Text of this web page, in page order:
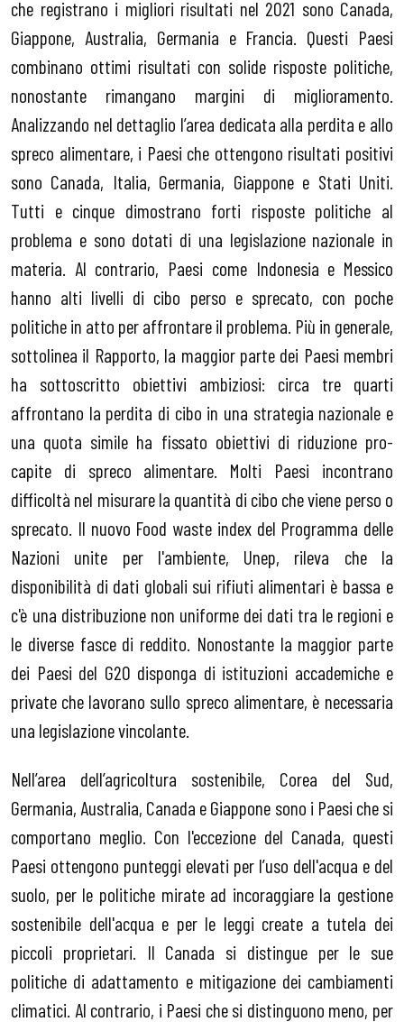
che registrano i migliori risultati nel 2021 sono Canada,
Giappone, Australia, Germania e Francia. Questi Paesi
combinano ottimi risultati con solide risposte politiche,
nonostante rimangano margini di miglioramento.
Analizzando nel dettaglio l’area dedicata alla perdita e allo
spreco alimentare, i Paesi che ottengono risultati positivi
sono Canada, Italia, Germania, Giappone e Stati Uniti.
Tutti e cinque dimostrano forti risposte politiche al
problema e sono dotati di una legislazione nazionale in
materia. Al contrario, Paesi come Indonesia e Messico
hanno alti livelli di cibo perso e sprecato, con poche
politiche in atto per affrontare il problema. Più in generale,
sottolinea il Rapporto, la maggior parte dei Paesi membri
ha sottoscritto obiettivi ambiziosi: circa tre quarti
affrontano la perdita di cibo in una strategia nazionale e
una quota simile ha fissato obiettivi di riduzione pro-
capite di spreco alimentare. Molti Paesi incontrano
difficoltà nel misurare la quantità di cibo che viene perso o
sprecato. Il nuovo Food waste index del Programma delle
Nazioni unite per l'ambiente, Unep, rileva che la
disponibilità di dati globali sui rifiuti alimentari è bassa e
c'è una distribuzione non uniforme dei dati tra le regioni e
le diverse fasce di reddito. Nonostante la maggior parte
dei Paesi del G20 disponga di istituzioni accademiche e
private che lavorano sullo spreco alimentare, è necessaria
una legislazione vincolante.
Nell’area dell’agricoltura sostenibile, Corea del Sud,
Germania, Australia, Canada e Giappone sono i Paesi che si
comportano meglio. Con l'eccezione del Canada, questi
Paesi ottengono punteggi elevati per l’uso dell'acqua e del
suolo, per le politiche mirate ad incoraggiare la gestione
sostenibile dell'acqua e per le leggi create a tutela dei
piccoli proprietari. Il Canada si distingue per le sue
politiche di adattamento e mitigazione dei cambiamenti
climatici. Al contrario, i Paesi che si distinguono meno, per